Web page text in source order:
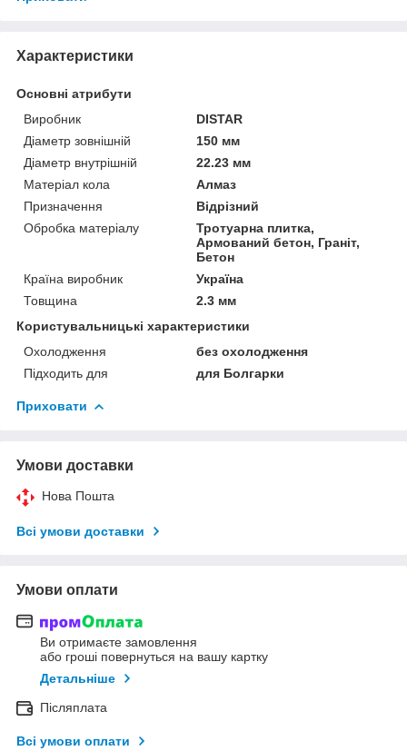
Характеристики
Основні атрибути
Виробник
DISTAR
Діаметр зовнішній
150 мм
Діаметр внутрішній
22.23 мм
Матеріал кола
Алмаз
Призначення
Відрізний
Обробка матеріалу
Тротуарна плитка,
Армований бетон, Граніт,
Бетон
Країна виробник
Україна
Товщина
2.3 мм
Користувальницькі характеристики
Охолодження
без охолодження
Підходить для
для Болгарки
Приховати
Умови доставки
Нова Пошта
Всі умови доставки
Умови оплати
Ви отримаєте замовлення
або гроші повернуться на вашу картку
Детальніше
Післяплата
Всі умови оплати